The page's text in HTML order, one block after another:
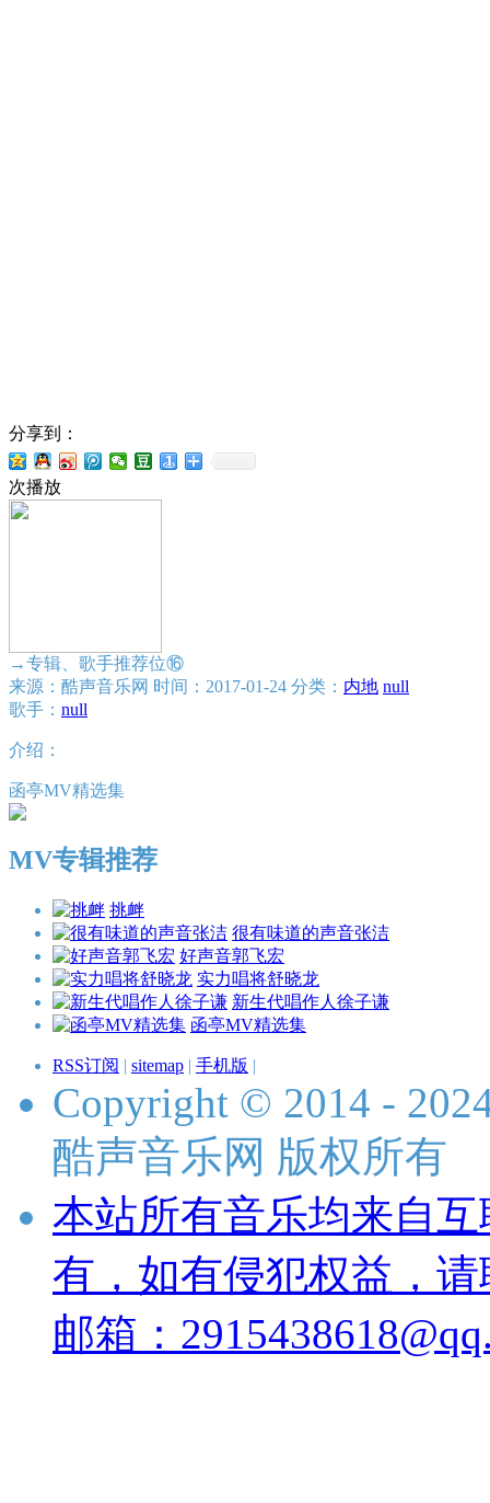
分享到：
次播放
→专辑、歌手推荐位⑯
来源：酷声音乐网 时间：2017-01-24 分类： 内地 null
歌手： null
介绍：
函亭MV精选集
MV专辑推荐
挑衅
很有味道的声音张洁
好声音郭飞宏
实力唱将舒晓龙
新生代唱作人徐子谦
函亭MV精选集
RSS订阅 | sitemap | 手机版 |
Copyright © 2014 -
酷声音乐网 版权所有
本站所有音乐均来自
有，如有侵犯权益，
邮箱：